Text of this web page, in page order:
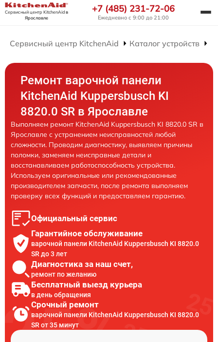
Сервисный центр KitchenAidв
Ярославле
+7 (485) 231-72-06
Ежедневно с 9:00 до 21:00
Сервисный центр KitchenAid Каталог устройств
Ремонт варочной панели
KitchenAid Kuppersbusch KI
8820.0 SR в Ярославле
Выполняем ремонт KitchenAid Kuppersbusch KI 8820.0 SR в
Ярославле с устранением неисправностей любой
сложности. Проводим диагностику, выявляем причины
поломки, заменяем неисправные детали и
восстанавливаем работоспособность устройства.
Используем оригинальные или рекомендованные
производителем запчасти, после ремонта выполняем
проверку всех функций и предоставляем гарантию.
Официальный сервис
Гарантийное обслуживание
варочной панели KitchenAid Kuppersbusch KI 8820.0
SR до 3 лет
Диагностика за наш счет,
ремонт по желанию
Бесплатный выезд курьера
в день обращения
Срочный ремонт
варочной панели KitchenAid Kuppersbusch KI 8820.0
SR от 35 минут